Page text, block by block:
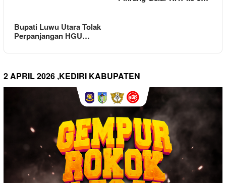
Bupati Luwu Utara Tolak
Perpanjangan HGU…
2 APRIL 2026 ,KEDIRI KABUPATEN